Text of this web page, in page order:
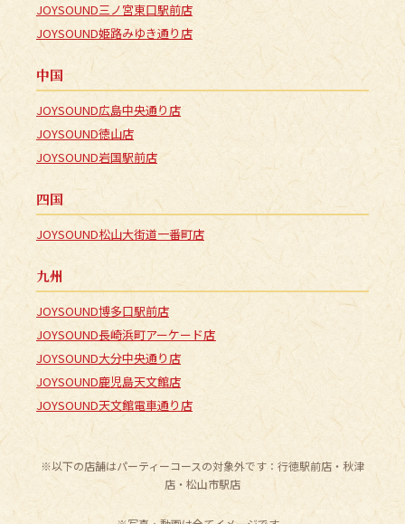
JOYSOUND三ノ宮東口駅前店
JOYSOUND姫路みゆき通り店
中国
JOYSOUND広島中央通り店
JOYSOUND徳山店
JOYSOUND岩国駅前店
四国
JOYSOUND松山大街道一番町店
九州
JOYSOUND博多口駅前店
JOYSOUND長崎浜町アーケード店
JOYSOUND大分中央通り店
JOYSOUND鹿児島天文館店
JOYSOUND天文館電車通り店
※以下の店舗はパーティーコースの対象外です：行徳駅前店・秋津
店・松山市駅店